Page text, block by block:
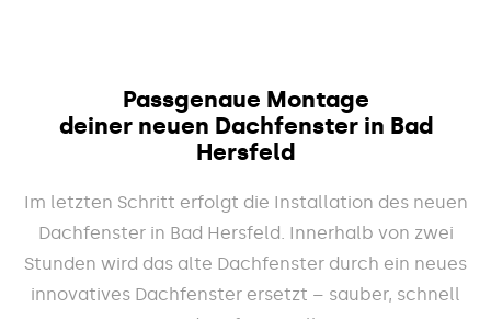
Passgenaue Montage
deiner neuen Dachfenster in Bad
Hersfeld
Im letzten Schritt erfolgt die Installation des neuen
Dachfenster in Bad Hersfeld. Innerhalb von zwei
Stunden wird das alte Dachfenster durch ein neues
innovatives Dachfenster ersetzt – sauber, schnell